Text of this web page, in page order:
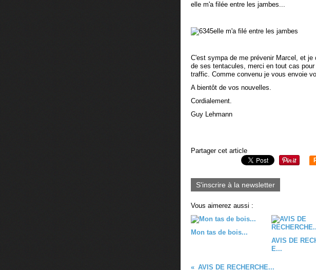
elle m'a filée entre les jambes...
C'est sympa de me prévenir Marcel, et
de ses tentacules, merci en tout cas
traffic. Comme convenu je vous envoie
A bientôt de vos nouvelles.
Cordialement.
Guy Lehmann
Partager cet article
S'inscrire à la newsletter
Vous aimerez aussi :
Mon tas de bois...
AVIS DE
E...
AVIS DE RECHERCHE...